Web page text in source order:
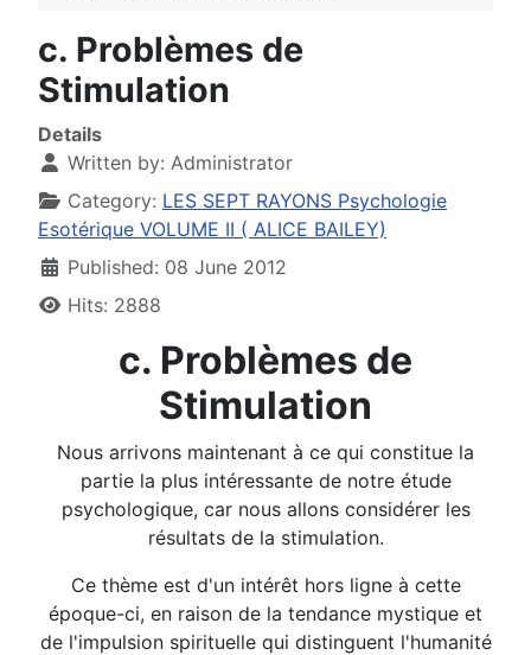
c. Problèmes de
Stimulation
Details
Written by: Administrator
Category: LES SEPT RAYONS Psychologie
Esotérique VOLUME II ( ALICE BAILEY)
Published: 08 June 2012
Hits: 2888
c. Problèmes de
Stimulation
Nous arrivons maintenant à ce qui constitue la
partie la plus intéressante de notre étude
psychologique, car nous allons considérer les
résultats de la stimulation.
Ce thème est d'un intérêt hors ligne à cette
époque-ci, en raison de la tendance mystique et
de l'impulsion spirituelle qui distinguent l'humanité